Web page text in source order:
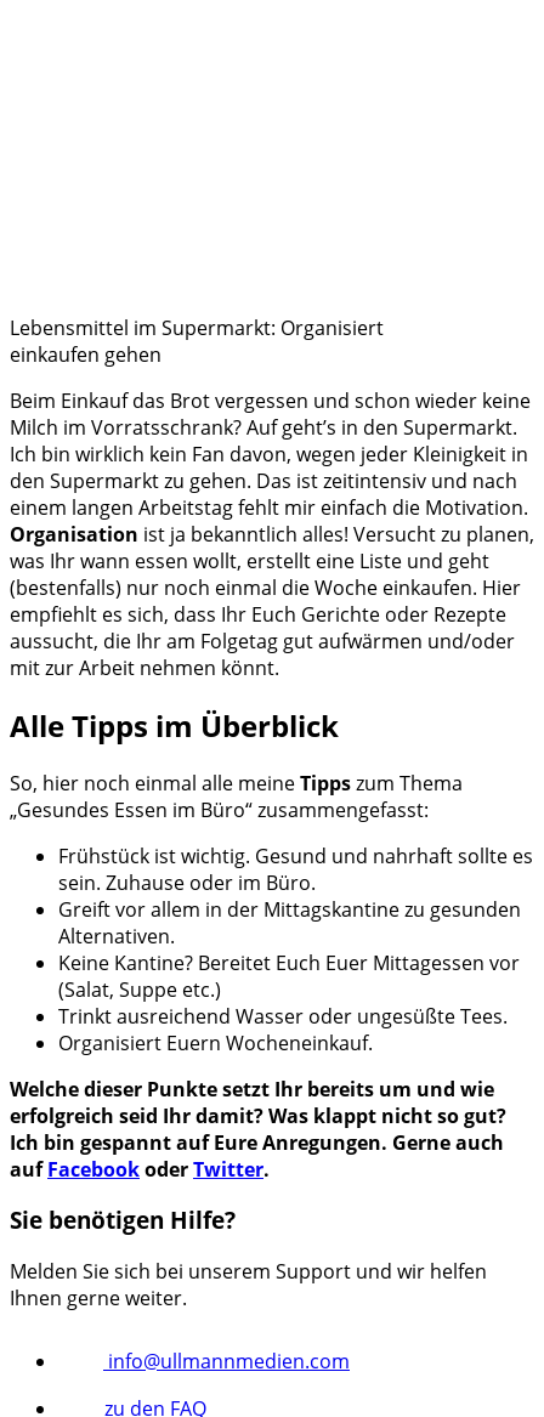
Lebensmittel im Supermarkt: Organisiert
einkaufen gehen
Beim Einkauf das Brot vergessen und schon wieder keine
Milch im Vorratsschrank? Auf geht’s in den Supermarkt.
Ich bin wirklich kein Fan davon, wegen jeder Kleinigkeit in
den Supermarkt zu gehen. Das ist zeitintensiv und nach
einem langen Arbeitstag fehlt mir einfach die Motivation.
Organisation ist ja bekanntlich alles! Versucht zu planen,
was Ihr wann essen wollt, erstellt eine Liste und geht
(bestenfalls) nur noch einmal die Woche einkaufen. Hier
empfiehlt es sich, dass Ihr Euch Gerichte oder Rezepte
aussucht, die Ihr am Folgetag gut aufwärmen und/oder
mit zur Arbeit nehmen könnt.
Alle Tipps im Überblick
So, hier noch einmal alle meineTippszum Thema
„Gesundes Essen im Büro“ zusammengefasst:
Frühstück ist wichtig. Gesund und nahrhaft sollte es
sein. Zuhause oder im Büro.
Greift vor allem in der Mittagskantine zu gesunden
Alternativen.
Keine Kantine? Bereitet Euch Euer Mittagessen vor
(Salat, Suppe etc.)
Trinkt ausreichend Wasser oder ungesüßte Tees.
Organisiert Euern Wocheneinkauf.
Welche dieser Punkte setzt Ihr bereits um und wie
erfolgreich seid Ihr damit? Was klappt nicht so gut?
Ich bin gespannt auf Eure Anregungen. Gerne auch
aufFacebookoderTwitter.
Sie benötigen Hilfe?
Melden Sie sich bei unserem Support und wir helfen
Ihnen gerne weiter.
info@ullmannmedien.com
zu den FAQ